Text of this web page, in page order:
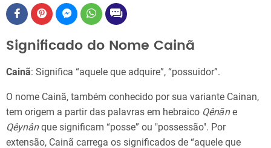
Significado do Nome Cainã
Cainã: Significa “aquele que adquire”, “possuidor”.
O nome Cainã, também conhecido por sua variante Cainan,
tem origem a partir das palavras em hebraico Qênāne
Qêynânque significam “posse” ou "possessão". Por
extensão, Cainã carrega os significados de “aquele que